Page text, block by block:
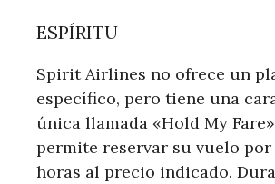
ESPÍRITU
Spirit Airlines no ofrece un
específico, pero tiene una
única llamada «Hold My
permite reservar su vuelo por
horas al precio indicado.